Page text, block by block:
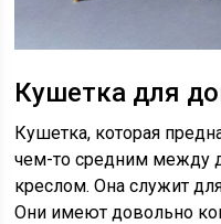
Кушетка для
Кушетка, которая
чем-то средним между
креслом. Она служит
Они имеют довольно